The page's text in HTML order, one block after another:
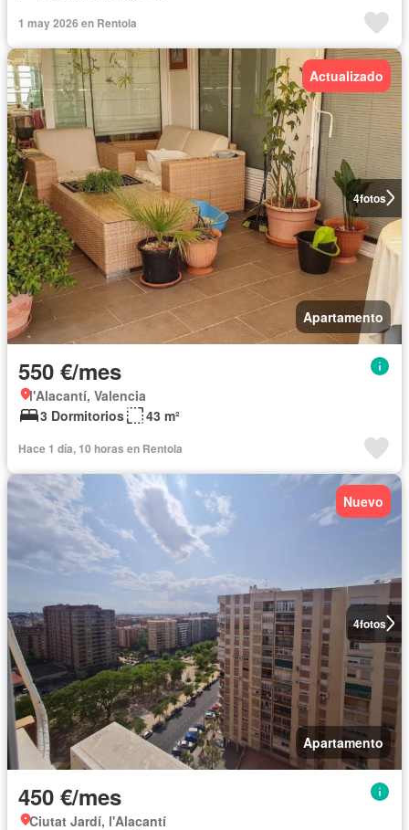
1 may 2026 en Rentola
4fotos
Actualizado
Apartamento
550 €/mes
l'Alacantí, Valencia
3 Dormitorios
43 m²
Hace 1 día, 10 horas en Rentola
4fotos
Nuevo
Apartamento
450 €/mes
Ciutat Jardí, l'Alacantí